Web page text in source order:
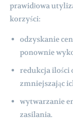
prawidłowa
korzyści:
odzyskanie
ponownie
redukcja ilości
zmniejszając
wytwarzanie
zasilania.